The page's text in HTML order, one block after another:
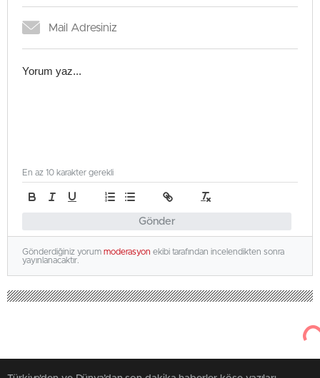
Gönder
En az 10 karakter gerekli
Gönderdiğiniz yorum moderasyon ekibi tarafından incelendikten sonra
yayınlanacaktır.